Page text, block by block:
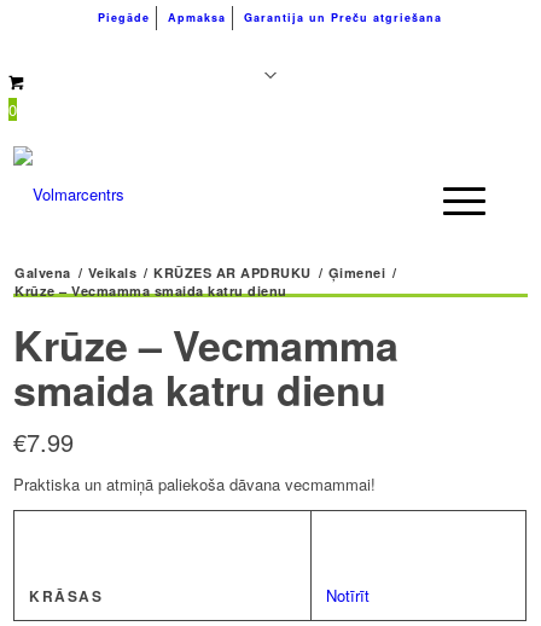
Piegāde Apmaksa Garantija un Preču atgriešana
0
Galvena / Veikals / KRŪZES AR APDRUKU / Ģimenei /
Krūze – Vecmamma smaida katru dienu
Krūze – Vecmamma
smaida katru dienu
€7.99
Praktiska un atmiņā paliekoša dāvana vecmammai!
KRĀSAS Notīrīt